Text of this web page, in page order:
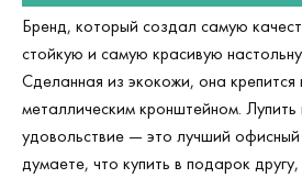
Бренд, который создал самую
стойкую и самую красивую
Сделанная из экокожи, она крепится
металлическим кронштейном.
удовольствие — это лучший офисный
думаете, что купить в подарок